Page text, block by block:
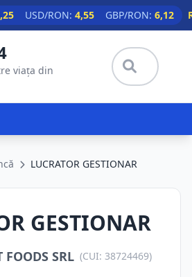
USD/RON: 4,55 GBP/RON: 6,12
viața din
LUCRATOR GESTIONAR
GESTIONAR
FOODS SRL (CUI: 38724469)